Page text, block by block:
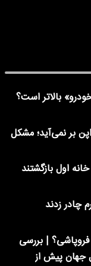
بالاتر است؟
بر نمی‌آید؛ مشکل
اول بازگشتند
چادر زدند
فروپاشی؟ | بررسی
جهان پیش از